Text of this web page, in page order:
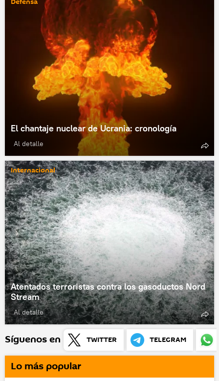
El chantaje nuclear de Ucrania: cronología
Al detalle
Internacional
Atentados terroristas contra los gasoductos Nord
Stream
Al detalle
Síguenos en TWITTER TELEGRAM
Lo más popular